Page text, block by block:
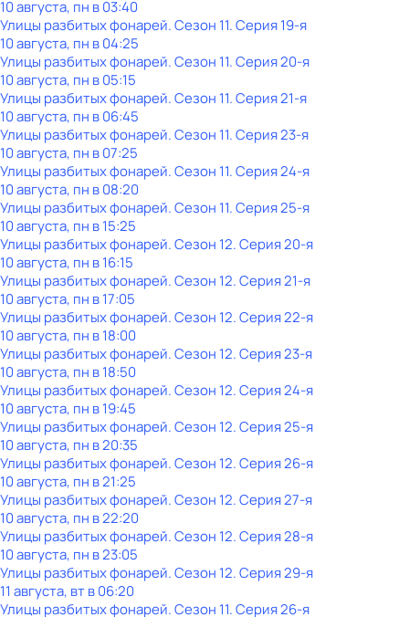
10 августа, пн в 03:40
Улицы разбитых фонарей. Сезон 11. Серия 19-я
10 августа, пн в 04:25
Улицы разбитых фонарей. Сезон 11. Серия 20-я
10 августа, пн в 05:15
Улицы разбитых фонарей. Сезон 11. Серия 21-я
10 августа, пн в 06:45
Улицы разбитых фонарей. Сезон 11. Серия 23-я
10 августа, пн в 07:25
Улицы разбитых фонарей. Сезон 11. Серия 24-я
10 августа, пн в 08:20
Улицы разбитых фонарей. Сезон 11. Серия 25-я
10 августа, пн в 15:25
Улицы разбитых фонарей. Сезон 12. Серия 20-я
10 августа, пн в 16:15
Улицы разбитых фонарей. Сезон 12. Серия 21-я
10 августа, пн в 17:05
Улицы разбитых фонарей. Сезон 12. Серия 22-я
10 августа, пн в 18:00
Улицы разбитых фонарей. Сезон 12. Серия 23-я
10 августа, пн в 18:50
Улицы разбитых фонарей. Сезон 12. Серия 24-я
10 августа, пн в 19:45
Улицы разбитых фонарей. Сезон 12. Серия 25-я
10 августа, пн в 20:35
Улицы разбитых фонарей. Сезон 12. Серия 26-я
10 августа, пн в 21:25
Улицы разбитых фонарей. Сезон 12. Серия 27-я
10 августа, пн в 22:20
Улицы разбитых фонарей. Сезон 12. Серия 28-я
10 августа, пн в 23:05
Улицы разбитых фонарей. Сезон 12. Серия 29-я
11 августа, вт в 06:20
Улицы разбитых фонарей. Сезон 11. Серия 26-я